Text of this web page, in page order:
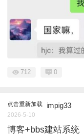
712 0
点击重新加载 impig33
2026-5-10
博客+bbs建站系统